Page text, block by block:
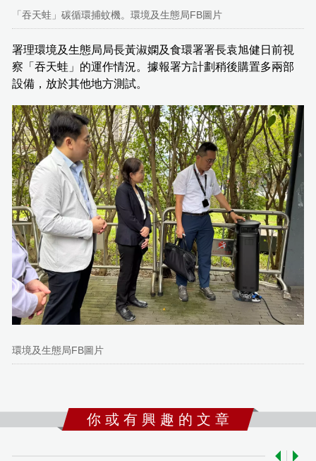
「吞天蛙」碳循環捕蚊機。環境及生態局FB圖片
署理環境及生態局局長黃淑嫻及食環署署長袁旭健日前視
察「吞天蛙」的運作情況。據報署方計劃稍後購置多兩部
設備，放於其他地方測試。
環境及生態局FB圖片
你 或 有 興 趣 的 文 章